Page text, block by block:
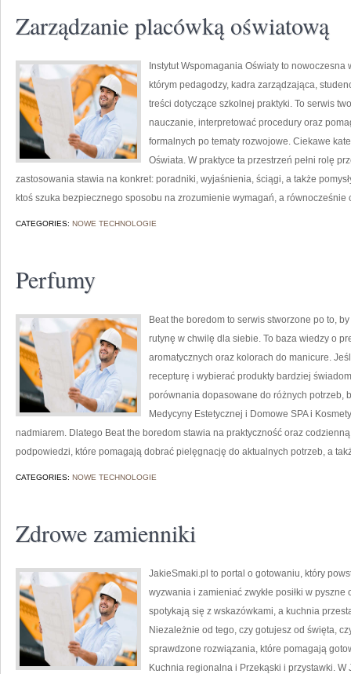
Zarządzanie placówką oświatową
Instytut Wspomagania Oświaty to
którym pedagodzy, kadra zarządzająca,
treści dotyczące szkolnej praktyki. To serwis
nauczanie, interpretować procedury oraz
formalnych po tematy rozwojowe. Ciekawe
Oświata. W praktyce ta przestrzeń pełni rolę
zastosowania stawia na konkret: poradniki, wyjaśnienia, ściągi, a także
ktoś szuka bezpiecznego sposobu na zrozumienie wymagań, a równocześnie
CATEGORIES: NOWE TECHNOLOGIE
Perfumy
Beat the boredom to serwis stworzone po to,
rutynę w chwilę dla siebie. To baza wiedzy o
aromatycznych oraz kolorach do manicure.
recepturę i wybierać produkty bardziej
porównania dopasowane do różnych potrzeb,
Medycyny Estetycznej i Domowe SPA i
nadmiarem. Dlatego Beat the boredom stawia na praktyczność oraz
podpowiedzi, które pomagają dobrać pielęgnację do aktualnych potrzeb, a
CATEGORIES: NOWE TECHNOLOGIE
Zdrowe zamienniki
JakieSmaki.pl to portal o gotowaniu, który
wyzwania i zamieniać zwykłe posiłki w
spotykają się z wskazówkami, a kuchnia
Niezależnie od tego, czy gotujesz od święta,
sprawdzone rozwiązania, które pomagają
Kuchnia regionalna i Przekąski i przystawki.